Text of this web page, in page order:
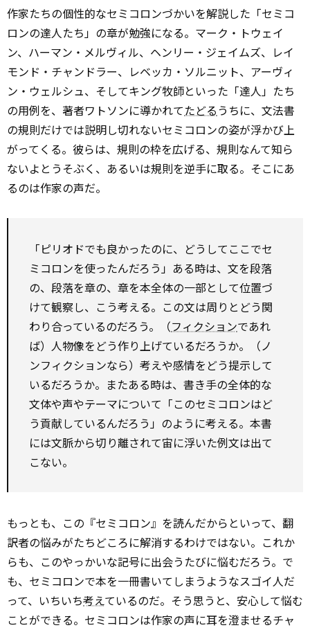
作家たちの個性的なセミコロンづかいを解説した「セミコ
ロンの達人たち」の章が勉強になる。マーク・トウェイ
ン、ハーマン・メルヴィル、ヘンリー・ジェイムズ、レイ
モンド・チャンドラー、レベッカ・ソルニット、アーヴィ
ン・ウェルシュ、そしてキング牧師といった「達人」たち
の用例を、著者ワトソンに導かれてたどる うちに、文法書
の規則だけでは説明し切れないセミコロンの姿が浮かび上
がってくる。彼らは、規則の枠を広げる、規則なんて知ら
ないよとうそぶく、あるいは規則を逆手に取る。そこにあ
るのは作家の声だ。
「ピリオドでも良かったのに、どうしてここでセ
ミコロンを使ったんだろう」ある時は、文を段落
の、段落を章の、章を本全体の一部として位置づ
けて観察し、こう考える。この文は周りとどう関
わり合っているのだろう。（フィクションであれ
ば）人物像をどう作り上げているだろうか。（ノ
ンフィクションなら）考えや感情をどう提示して
いるだろうか。またある時は、書き手の全体的な
文体や声やテーマについて「このセミコロンはど
う貢献しているんだろう」のように考える。本書
には文脈から切り離されて宙に浮いた例文は出て
こない。
もっとも、この『セミコロン』を読んだからといって、翻
訳者の悩みがたちどころに解消するわけではない。これか
らも、このやっかいな記号に出会うたびに悩むだろう。で
も、セミコロンで本を一冊書いてしまうようなスゴイ人だ
って、いちいち考えているのだ。そう思うと、安心して悩む
ことができる。セミコロンは作家の声に耳を澄ませるチャ